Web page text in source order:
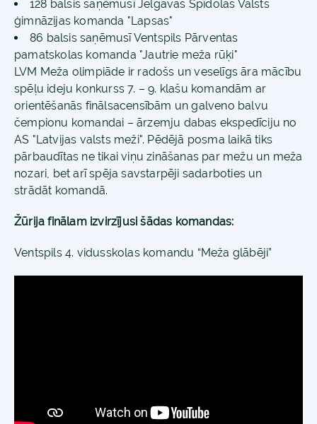
128 balsis saņēmusī Jelgavas Spīdolas Valsts
ģimnāzijas komanda "Lapsas"
86 balsis saņēmusī Ventspils Pārventas
pamatskolas komanda "Jautrie meža rūķi"
LVM Meža olimpiāde ir radošs un veselīgs āra mācību
spēļu ideju konkurss 7. – 9. klašu komandām ar
orientēšanās finālsacensībām un galveno balvu
čempionu komandai – ārzemju dabas ekspedīciju no
AS "Latvijas valsts meži". Pēdējā posma laikā tiks
pārbaudītas ne tikai viņu zināšanas par mežu un meža
nozari, bet arī spēja savstarpēji sadarboties un
strādāt komandā.
Žūrija finālam izvirzījusi šādas komandas:
Ventspils 4. vidusskolas komandu “Meža glābēji”